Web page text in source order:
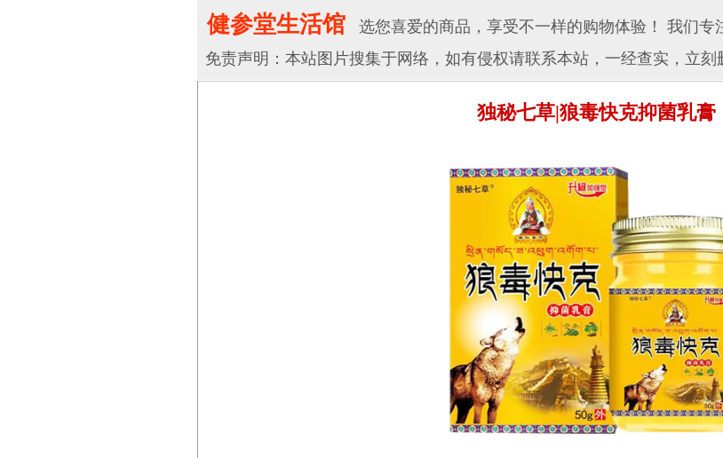
独秘七草|狼毒快克抑菌乳膏
健参堂生活馆 选您喜爱的商品，享受不一样的购物体验！ 我们专
免责声明：本站图片搜集于网络，如有侵权请联系本站，一经查实，立刻